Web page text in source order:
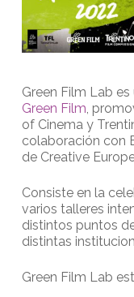
Green Film Lab
Green Film ,
of Cinema y
colaboración con
de Creative
Consiste en la
varios talleres
distintos puntos
distintas
Green Film Lab